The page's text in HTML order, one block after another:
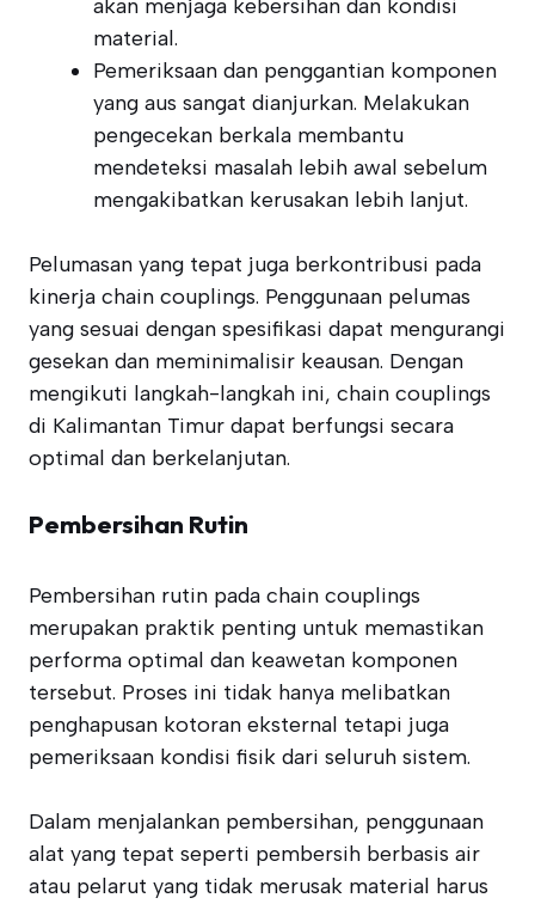
akan menjaga kebersihan dan kondisi
material.
Pemeriksaan dan penggantian komponen
yang aus sangat dianjurkan. Melakukan
pengecekan berkala membantu
mendeteksi masalah lebih awal sebelum
mengakibatkan kerusakan lebih lanjut.
Pelumasan yang tepat juga berkontribusi pada
kinerja chain couplings. Penggunaan pelumas
yang sesuai dengan spesifikasi dapat mengurangi
gesekan dan meminimalisir keausan. Dengan
mengikuti langkah-langkah ini, chain couplings
di Kalimantan Timur dapat berfungsi secara
optimal dan berkelanjutan.
Pembersihan Rutin
Pembersihan rutin pada chain couplings
merupakan praktik penting untuk memastikan
performa optimal dan keawetan komponen
tersebut. Proses ini tidak hanya melibatkan
penghapusan kotoran eksternal tetapi juga
pemeriksaan kondisi fisik dari seluruh sistem.
Dalam menjalankan pembersihan, penggunaan
alat yang tepat seperti pembersih berbasis air
atau pelarut yang tidak merusak material harus